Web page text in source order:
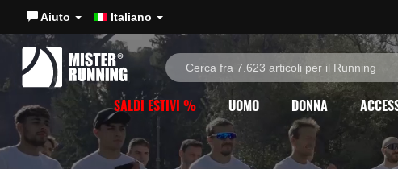
Aiuto Italiano
SALDI ESTIVI % UOMO DONNA